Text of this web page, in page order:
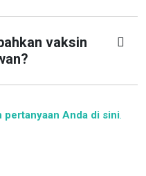
vaksin
pertanyaan Anda di sini.